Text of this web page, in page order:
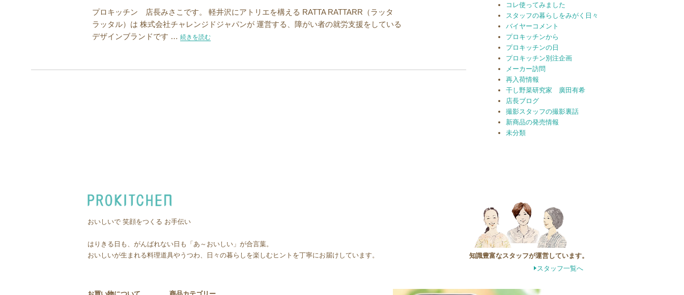
プロキッチン 店長みさこです。 軽井沢にアトリエを構える RATTA RATTARR（ラッタ
ラッタル）は 株式会社チャレンジドジャパンが 運営する、障がい者の就労支援をしている
デザインブランドです … “軽井沢のアトリエ、ラッタラッタルに行ってきました”の
続きを読む
コレ使ってみました
スタッフの暮らしをみがく日々
バイヤーコメント
プロキッチンから
プロキッチンの日
プロキッチン別注企画
メーカー訪問
再入荷情報
干し野菜研究家 廣田有希
店長ブログ
撮影スタッフの撮影裏話
新商品の発売情報
未分類
おいしいで 笑顔をつくる お手伝い
はりきる日も、がんばれない日も「あ～おいしい」が合言葉。
おいしいが生まれる料理道具やうつわ、日々の暮らしを楽しむヒントを丁寧にお届けしています。
知識豊富なスタッフが運営しています。
スタッフ一覧へ